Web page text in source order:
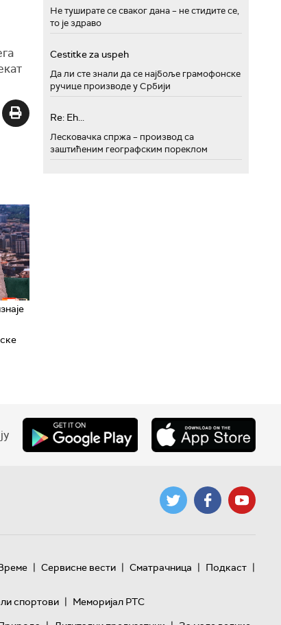
Не туширате се сваког дана – не стидите се,
то је здраво
Cestitke za uspeh
Да ли сте знали да се најбоље грамофонске
ручице производе у Србији
Re: Eh...
Лесковачка спржа – производ са
заштићеним географским пореклом
| Сервисне вести | Сматрачница | Подкаст |
спортови | Меморијал РТС